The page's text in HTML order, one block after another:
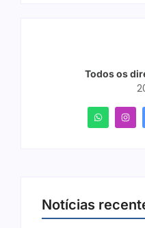
Todos os
Notícias